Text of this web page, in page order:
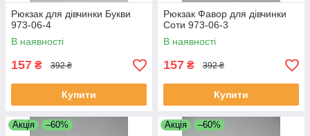
Рюкзак для дівчинки Букви
973-06-4
В наявності
157 ₴ 392 ₴
Купити
Рюкзак Фавор для дівчинки
Соти 973-06-3
В наявності
157 ₴ 392 ₴
Купити
Акція –60% Акція –60%